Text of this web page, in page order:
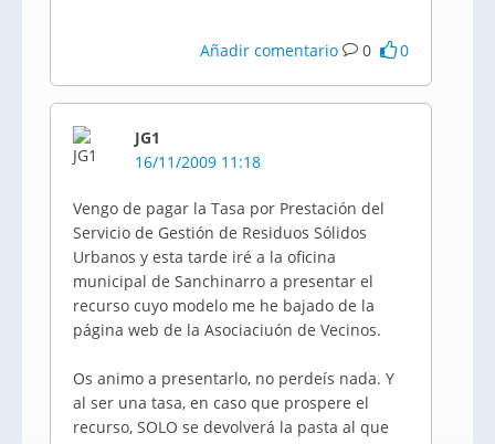
Añadir comentario 0 0
JG1
16/11/2009 11:18
Vengo de pagar la Tasa por Prestación del
Servicio de Gestión de Residuos Sólidos
Urbanos y esta tarde iré a la oficina
municipal de Sanchinarro a presentar el
recurso cuyo modelo me he bajado de la
página web de la Asociaciuón de Vecinos.
Os animo a presentarlo, no perdeís nada. Y
al ser una tasa, en caso que prospere el
recurso, SOLO se devolverá la pasta al que